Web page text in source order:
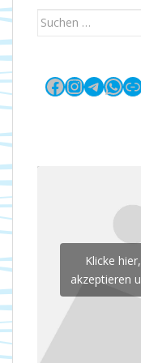
Suchen
Facebook
Klicke
akzeptieren